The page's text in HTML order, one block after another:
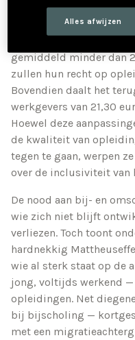
Vanaf september 2025
opleidingsverlof (VOV)
gemiddeld minder dan
zullen hun recht op
Bovendien daalt het
werkgevers van 21,30
Hoewel deze
de kwaliteit van
tegen te gaan, werpen
over de inclusiviteit
De nood aan bij- en
wie zich niet blijft
verliezen. Toch toont
hardnekkig
wie al sterk staat op de
jong, voltijds werkend —
opleidingen. Net
bij bijscholing —
met een
Alles afwijzen